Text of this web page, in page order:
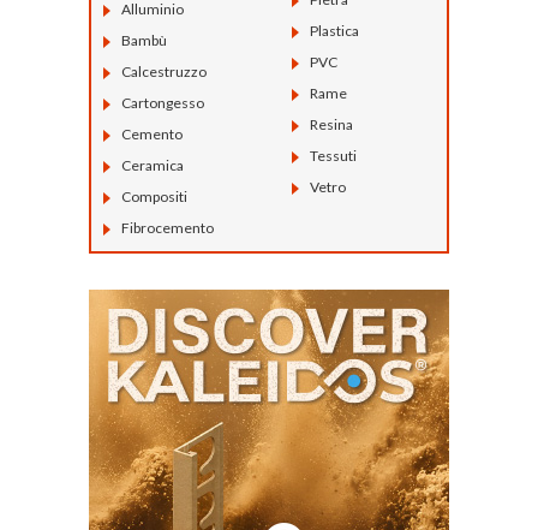
Alluminio
Bambù
Calcestruzzo
Cartongesso
Cemento
Ceramica
Compositi
Fibrocemento
Plastica
PVC
Rame
Resina
Tessuti
Vetro